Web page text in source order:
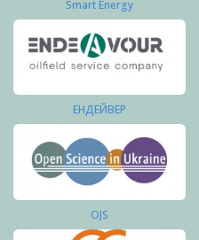
Smart Energy
ЕНДЕЙВЕР
OJS